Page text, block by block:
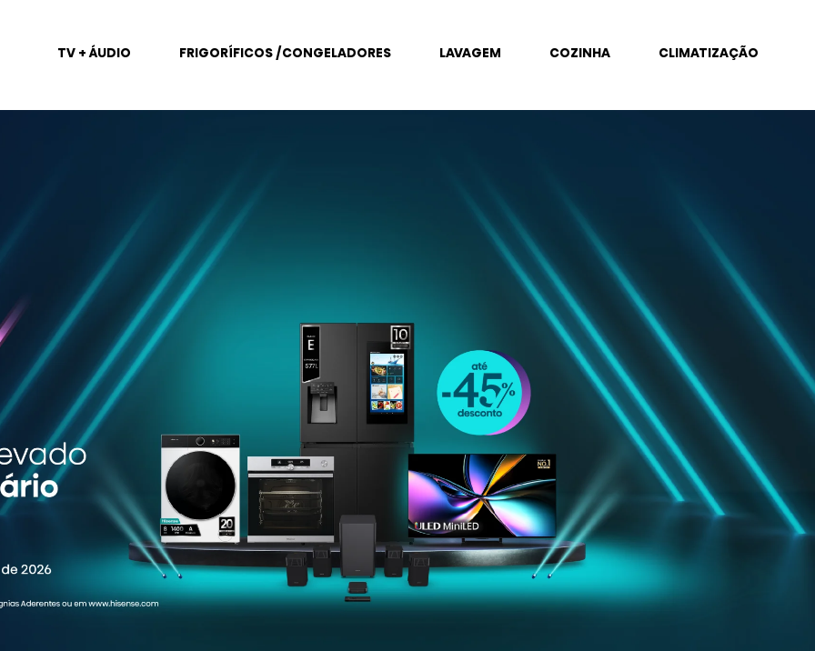
TV + ÁUDIO FRIGORÍFICOS /CONGELADORES LAVAGEM COZINHA CLIMATIZAÇÃO